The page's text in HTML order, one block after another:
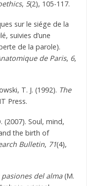
, 5(2), 105-117.
sur le siége de la
suivies d’une
de la parole).
de Paris, 6,
T. J. (1992). The
Press.
(2007). Soul, mind,
the birth of
Bulletin, 71(4),
pasiones del alma(M.